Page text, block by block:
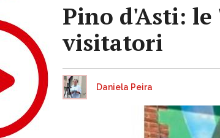
Pino d'Asti: le
visitatori
Daniela Peira